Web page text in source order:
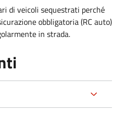
di veicoli sequestrati perché
obbligatoria (RC auto)
in strada.